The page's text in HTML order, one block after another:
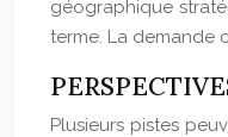
géographique
terme. La demande
Plusieurs pistes